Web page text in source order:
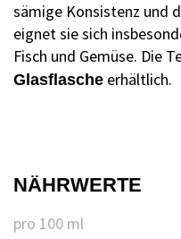
sämige Konsistenz und
eignet sie sich
Fisch und Gemüse. Die
Glasflasche erhältlich.
NÄHRWERTE
pro 100 ml